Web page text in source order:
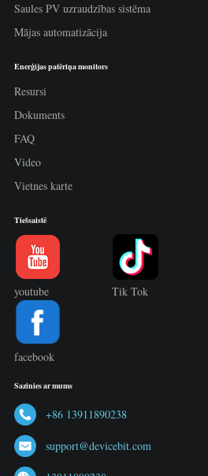
Saules PV uzraudzības sistēma
Mājas automatizācija
Enerģijas patēriņa monitors
Resursi
Dokuments
FAQ
Video
Vietnes karte
Tiešsaistē
youtube Tik Tok
facebook
Sazinies ar mums
+86 13911890238
support@devicebit.com